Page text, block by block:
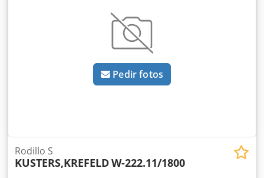
Pedir fotos
Rodillo S
KUSTERS,KREFELDW-222.11/1800